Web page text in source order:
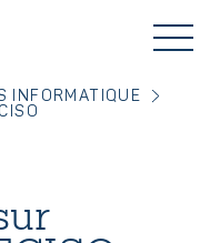
INFORMATIQUE